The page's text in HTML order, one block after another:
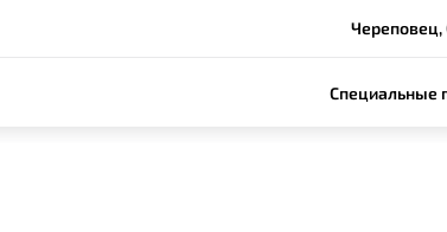
Череповец,
Специальные